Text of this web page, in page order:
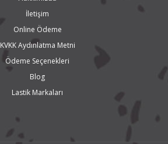
İletişim
Online Ödeme
KVKK Aydınlatma Metni
Ödeme Seçenekleri
Blog
Lastik Markaları